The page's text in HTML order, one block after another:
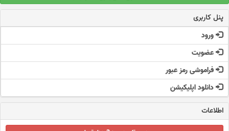
پنل کاربری
ورود
عضویت
فراموشی رمز عبور
دانلود اپلیکیشن
اطلاعات